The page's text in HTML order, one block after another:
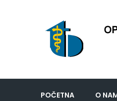
POČETNA O